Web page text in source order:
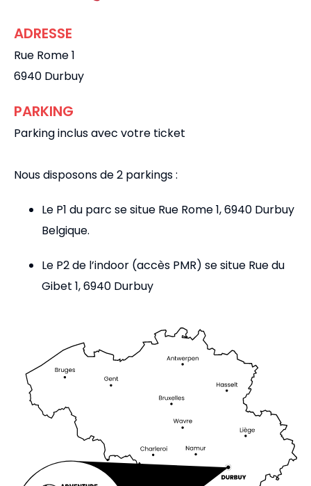
ADRESSE
Rue Rome 1
6940 Durbuy
PARKING
Parking inclus avec votre ticket
Nous disposons de 2 parkings :
Le P1 du parc se situe Rue Rome 1, 6940 Durbuy
Belgique.
Le P2 de l’indoor (accès PMR) se situe Rue du
Gibet 1, 6940 Durbuy